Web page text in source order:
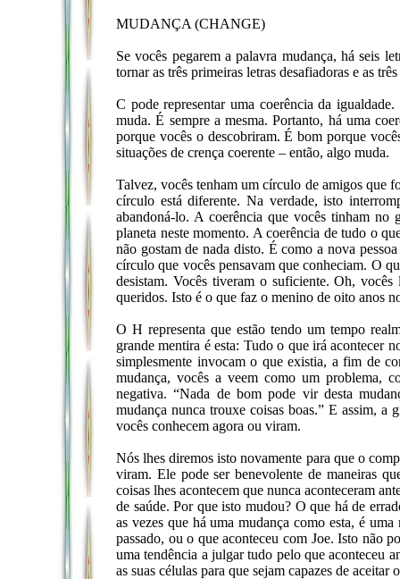
MUDANÇA (CHANGE)
Se vocês pegarem a palavra mudança, há seis
tornar as três primeiras letras desafiadoras e as
C pode representar uma coerência da
muda. É sempre a mesma. Portanto, há uma
porque vocês o descobriram. É bom porque
situações de crença coerente – então, algo muda.
Talvez, vocês tenham um círculo de amigos que
círculo está diferente. Na verdade, isto
abandoná-lo. A coerência que vocês tinham no
planeta neste momento. A coerência de tudo o
não gostam de nada disto. É como a nova
círculo que vocês pensavam que conheciam. O
desistam. Vocês tiveram o suficiente. Oh,
queridos. Isto é o que faz o menino de oito anos
O H representa que estão tendo um tempo
grande mentira é esta: Tudo o que irá acontecer
simplesmente invocam o que existia, a fim de
mudança, vocês a veem como um problema,
negativa. “Nada de bom pode vir desta
mudança nunca trouxe coisas boas.” E assim, a
vocês conhecem agora ou viram.
Nós lhes diremos isto novamente para que o
viram. Ele pode ser benevolente de maneiras
coisas lhes acontecem que nunca aconteceram
de saúde. Por que isto mudou? O que há de
as vezes que há uma mudança como esta, é
passado, ou o que aconteceu com Joe. Isto não
uma tendência a julgar tudo pelo que aconteceu
as suas células para que sejam capazes de aceitar